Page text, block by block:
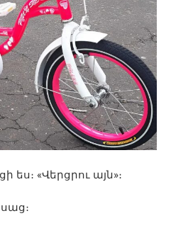
ես։ «Վերցրու այն»։